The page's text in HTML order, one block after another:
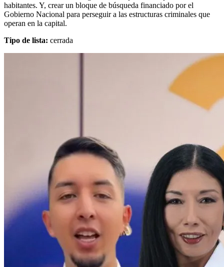
habitantes. Y, crear un bloque de búsqueda financiado por el
Gobierno Nacional para perseguir a las estructuras criminales que
operan en la capital.
Tipo de lista: cerrada